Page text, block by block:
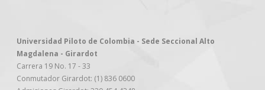
Universidad Piloto de Colombia - Sede Seccional Alto
Magdalena - Girardot
Carrera 19 No. 17 - 33
Conmutador Girardot: (1) 836 0600